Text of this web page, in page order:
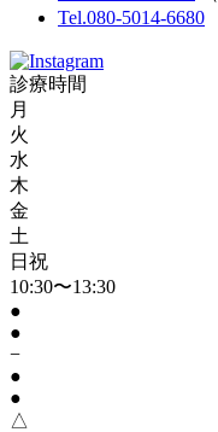
Tel.080-5014-6680
診療時間
月
火
水
木
金
土
日祝
10:30〜13:30
●
●
−
●
●
△